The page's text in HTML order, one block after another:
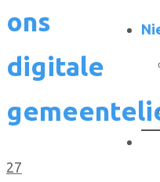
ons
digitale
27